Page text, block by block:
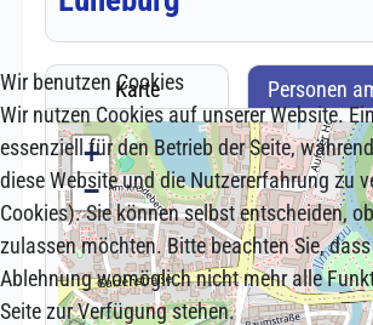
Wir benutzen Cookies
Wir nutzen Cookies auf unserer Website.
essenziell für den Betrieb der Seite,
diese Website und die Nutzererfahrung zu
Cookies). Sie können selbst entscheiden,
zulassen möchten. Bitte beachten Sie,
Ablehnung womöglich nicht mehr alle
Seite zur Verfügung stehen.